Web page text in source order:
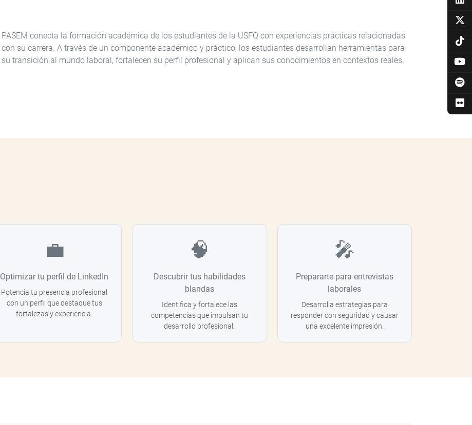
PASEM conecta la formación académica de los estudiantes de la USFQ con experiencias prácticas relacionadas
con su carrera. A través de un componente académico y práctico, los estudiantes desarrollan herramientas para
su transición al mundo laboral, fortalecen su perfil profesional y aplican sus conocimientos en contextos reales.
💼
Optimizar tu perfil de LinkedIn
Potencia tu presencia profesional
con un perfil que destaque tus
fortalezas y experiencia.
🧠
Descubrir tus habilidades
blandas
Identifica y fortalece las
competencias que impulsan tu
desarrollo profesional.
🎤
Prepararte para entrevistas
laborales
Desarrolla estrategias para
responder con seguridad y causar
una excelente impresión.